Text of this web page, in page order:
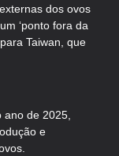
dos ovos
‘ponto fora da
Taiwan, que
ano de 2025,
e